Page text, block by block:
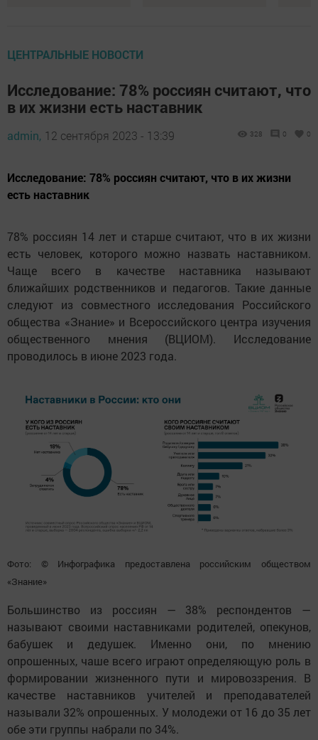
ЦЕНТРАЛЬНЫЕ НОВОСТИ
Исследование: 78% россиян считают, что
в их жизни есть наставник
admin, 12 сентября 2023 - 13:39 328 0 0
Исследование: 78% россиян считают, что в их жизни
есть наставник
78% россиян 14 лет и старше считают, что в их жизни
есть человек, которого можно назвать наставником.
Чаще всего в качестве наставника называют
ближайших родственников и педагогов. Такие данные
следуют из совместного исследования Российского
общества «Знание» и Всероссийского центра изучения
общественного мнения (ВЦИОМ). Исследование
проводилось в июне 2023 года.
Фото: © Инфографика предоставлена российским обществом
«Знание»
Большинство из россиян — 38% респондентов —
называют своими наставниками родителей, опекунов,
бабушек и дедушек. Именно они, по мнению
опрошенных, чаше всего играют определяющую роль в
формировании жизненного пути и мировоззрения. В
качестве наставников учителей и преподавателей
называли 32% опрошенных. У молодежи от 16 до 35 лет
обе эти группы набрали по 34%.